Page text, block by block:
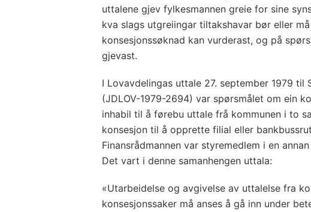
uttalene gjev fylkesmannen greie for sine
kva slags utgreiingar tiltakshavar bør eller
konsesjonssøknad kan vurderast, og på
gjevast.
I Lovavdelingas uttale 27. september 1979 til
(JDLOV-1979-2694) var spørsmålet om ein
inhabil til å førebu uttale frå kommunen i to
konsesjon til å opprette filial eller
Finansrådmannen var styremedlem i en
Det vart i denne samanhengen uttala:
«Utarbeidelse og avgivelse av uttalelse fra
konsesjonssaker må anses å gå inn under